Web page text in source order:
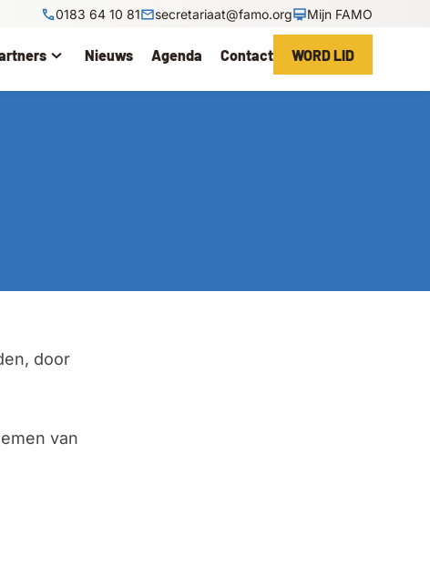
Nieuws Agenda Contact WORD LID
0183 64 10 81 secretariaat@famo.org Mijn FAMO
door
van